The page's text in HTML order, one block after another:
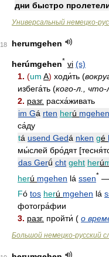
дни быстро
Универсальный немецко-
18 herumgehen
herúmgehen* vi (s)
1. (um A) ходи́ть (
избега́ть (кого-л., что-
2. разг. расха́живать
im Gá rten herú mgehen
са́ду
tá usend Gedá nken gé
мы́слей бро́дят
das Gerǘ cht geht herú
herú mgehen lá ssen* —
Fó tos herú mgehen lá
фотогра́фии
3. разг. пройти́ ( о
Большой немецко-русский